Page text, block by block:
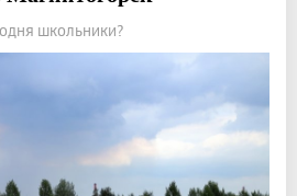
школьники?